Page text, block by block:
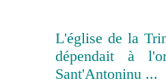
L'église de la
dépendait à
Sant'Antoninu ...